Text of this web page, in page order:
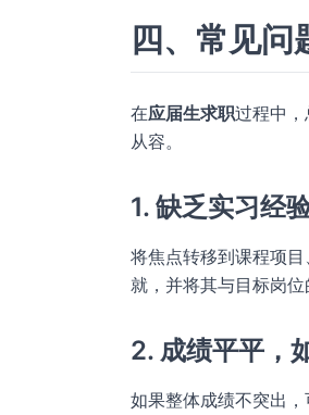
四、常见问
在应届生求职过程中
从容。
1. 缺乏实习经
将焦点转移到课程项
就，并将其与目标岗
2. 成绩平平，
如果整体成绩不突出